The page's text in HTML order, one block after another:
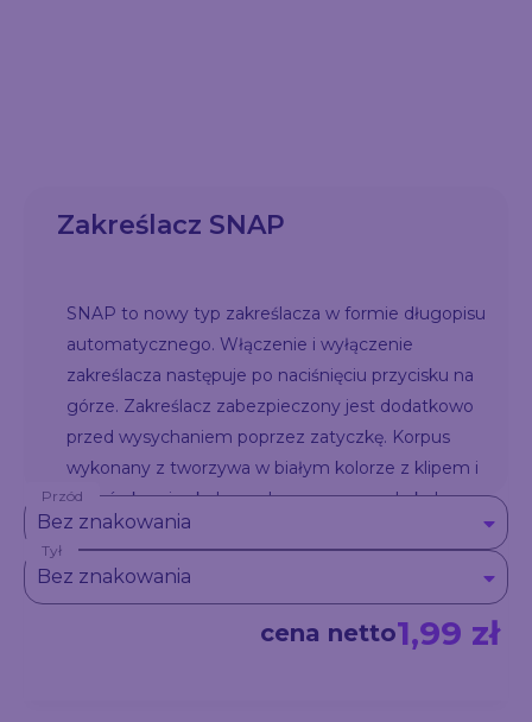
Zakreślacz SNAP
SNAP to nowy typ zakreślacza w formie długopisu
automatycznego. Włączenie i wyłączenie
zakreślacza następuje po naciśnięciu przycisku na
górze. Zakreślacz zabezpieczony jest dodatkowo
przed wysychaniem poprzez zatyczkę. Korpus
wykonany z tworzywa w białym kolorze z klipem i
końcówkami w kolorze dopasowanym do koloru
zakreślacza.
Przód
Bez znakowania
Tył
Bez znakowania
cena netto1,99 zł